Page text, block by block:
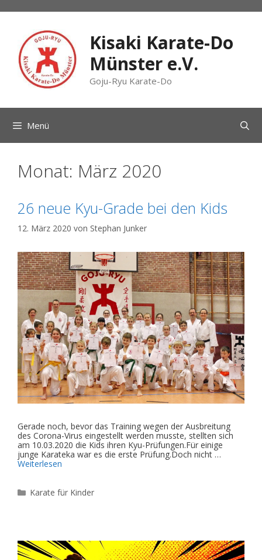
Inhalt
Kisaki Karate-Do
Münster e.V.
Goju-Ryu Karate-Do
Menü
Monat: März 2020
26 neue Kyu-Grade bei den Kids
12. März 2020 von Stephan Junker
Gerade noch, bevor das Training wegen der Ausbreitung
des Corona-Virus eingestellt werden musste, stellten sich
am 10.03.2020 die Kids ihren Kyu-Prüfungen.Für einige
junge Karateka war es die erste Prüfung.Doch nicht …
Weiterlesen
Kategorien
Karate für Kinder